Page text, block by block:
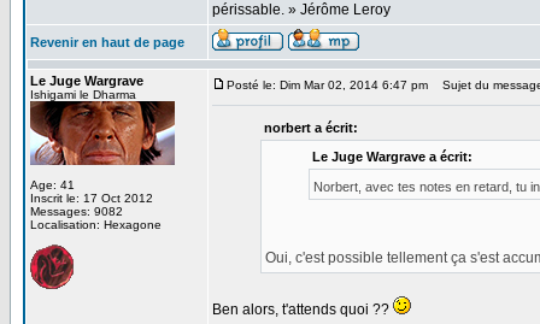
périssable. » Jérôme Leroy
Revenir en haut de page
Le Juge Wargrave
Ishigami le Dharma
Age: 41
Inscrit le: 17 Oct 2012
Messages: 9082
Localisation: Hexagone
Posté le: Dim Mar 02, 2014 6:47 pm Sujet du
norbert a écrit:
Le Juge Wargrave a écrit:
Norbert, avec tes notes en retard, tu
Oui, c'est possible tellement ça s'est
Ben alors, t'attends quoi ??